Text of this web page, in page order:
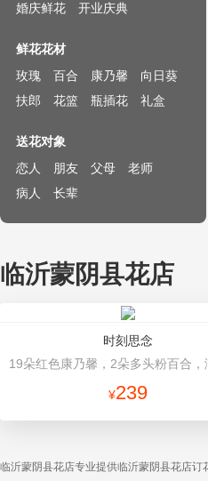
婚庆鲜花
开业庆典
鲜花花材
玫瑰
百合 康乃馨
向日葵
扶郎
花篮 瓶插花 礼盒
送花对象
恋人
朋友 父母
老师
病人
长辈
临沂蒙阴县花店
时刻思念
¥239
临沂蒙阴县花店专业提供临沂蒙阴县花店